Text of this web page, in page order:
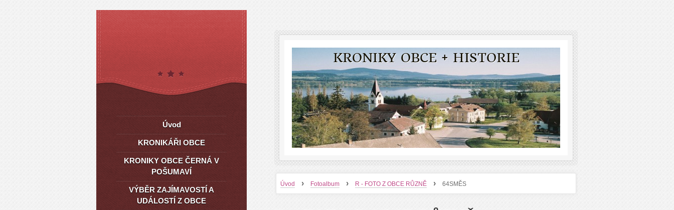
KRONIKY OBCE + HISTORIE
Úvod › Fotoalbum › R - FOTO Z OBCE RŮZNĚ › 64SMĚS
Úvod
KRONIKÁŘI OBCE
KRONIKY OBCE ČERNÁ V
POŠUMAVÍ
VÝBĚR ZAJÍMAVOSTÍ A
UDÁLOSTÍ Z OBCE